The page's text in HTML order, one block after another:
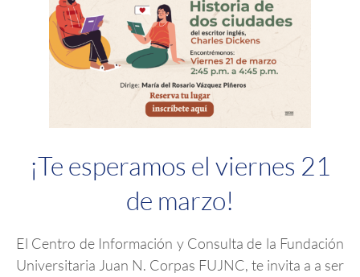
¡Te esperamos el viernes 21
de marzo!
El Centro de Información y Consulta de la Fundación
Universitaria Juan N. Corpas FUJNC, te invita a a ser